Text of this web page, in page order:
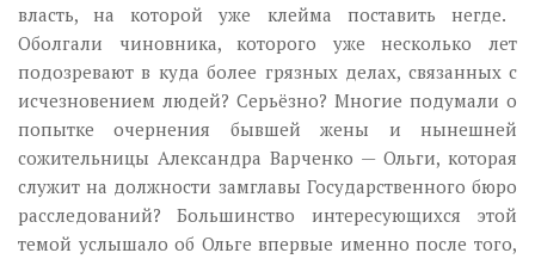
власть, на которой уже клейма поставить негде.
Оболгали чиновника, которого уже несколько лет
подозревают в куда более грязных делах, связанных с
исчезновением людей? Серьёзно? Многие подумали о
попытке очернения бывшей жены и нынешней
сожительницы Александра Варченко — Ольги, которая
служит на должности замглавы Государственного бюро
расследований? Большинство интересующихся этой
темой услышало об Ольге впервые именно после того,